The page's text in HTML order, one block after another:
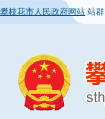
攀枝花市人民政府网站 站群